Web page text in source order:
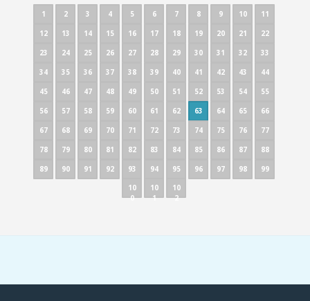
1 2 3 4 5 6 7 8 9 10
11
12
13 14 15 16 17 18 19 20 21
22
23
24 25 26 27 28 29 30 31 32
33
34
35 36 37 38 39 40 41 42 43
44
45
46 47 48 49 50 51 52 53 54
55
56
57 58 59 60 61 62 63 64 65
66
67
68 69 70 71 72 73 74 75 76
77
78
79 80 81 82 83 84 85 86 87
88
89
90 91 92 93 94 95 96 97 98
99
10
0
10
1
10
2